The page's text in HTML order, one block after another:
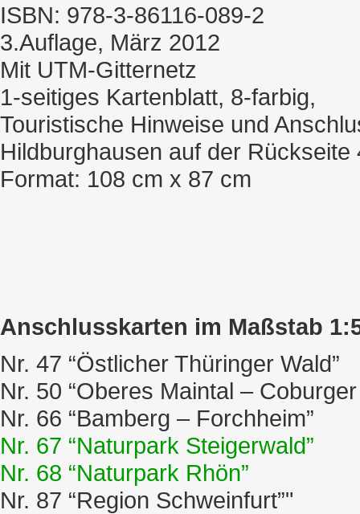
ISBN: 978-3-86116-089-2
3.Auflage, März 2012
Mit UTM-Gitternetz
1-seitiges Kartenblatt, 8-farbig,
Touristische Hinweise und
Hildburghausen auf der Rückseite
Format: 108 cm x 87 cm
Anschlusskarten im Maßstab
Nr. 47 “Östlicher Thüringer Wald”
Nr. 50 “Oberes Maintal – Coburger
Nr. 66 “Bamberg – Forchheim”
Nr. 67 “Naturpark Steigerwald”
Nr. 68 “Naturpark Rhön”
Nr. 87 “Region Schweinfurt”"